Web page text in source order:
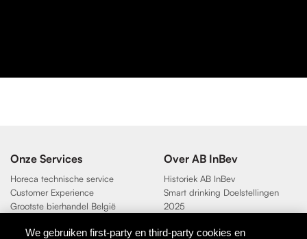
Onze Services
Horeca technische service
Customer Experience
Grootste bierhandel België
Over AB InBev
Historiek AB InBev
Smart drinking Doelstellingen
2025
We gebruiken first-party en third-party cookies en